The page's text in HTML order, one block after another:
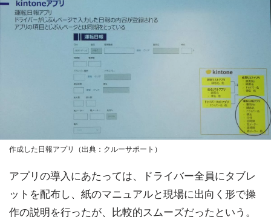
作成した日報アプリ（出典：クルーサポート）
アプリの導入にあたっては、ドライバー全員にタブレ
ットを配布し、紙のマニュアルと現場に出向く形で操
作の説明を行ったが、比較的スムーズだったという。